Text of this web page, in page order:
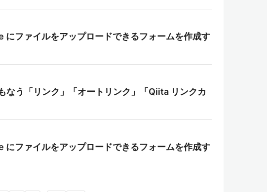
ファイルをアップロードできるフォームを作成す
う「リンク」「オートリンク」「Qiita リンクカ
ファイルをアップロードできるフォームを作成す